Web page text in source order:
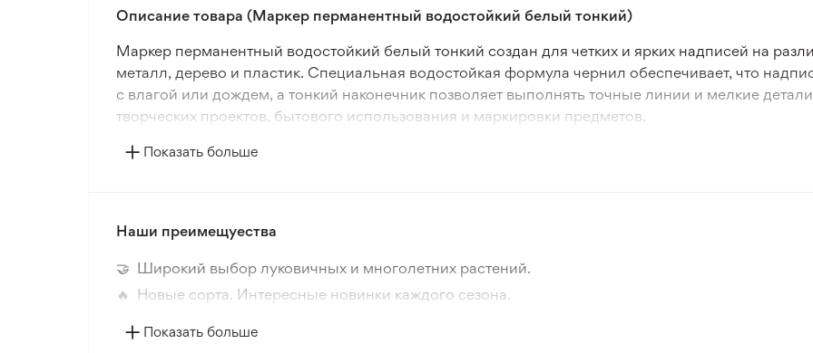
Описание товара (Маркер перманентный водостойкий белый тонкий)
Маркер перманентный водостойкий белый тонкий создан для четких и ярких надписей на
металл, дерево и пластик. Специальная водостойкая формула чернил обеспечивает, что
с влагой или дождем, а тонкий наконечник позволяет выполнять точные линии и мелкие
творческих проектов, бытового использования и маркировки предметов.
Он быстро сохнет, обладает высокой укрывистостью и долговечностью, что делает его
Маркер перманентный водостойкий белый тонкий идеален для творческих и художественных
Показать больше
Наши преимещуества
🤝 Широкий выбор луковичных и многолетних растений.
🔥 Новые сорта. Интересные новинки каждого сезона.
📸 Соответствие сортов. Совпадение фотографии товара и реального растения.
Показать больше